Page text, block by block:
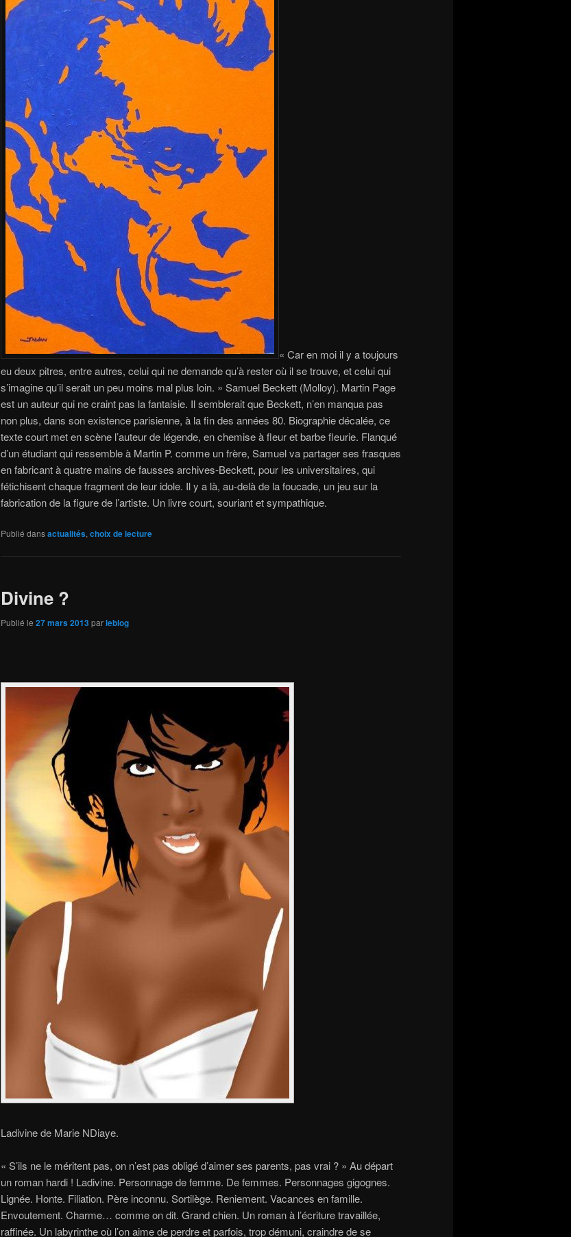
« Car en moi il y a toujours
eu deux pitres, entre autres, celui qui ne demande qu’à rester où il se trouve, et celui qui
s’imagine qu’il serait un peu moins mal plus loin. » Samuel Beckett (Molloy). Martin Page
est un auteur qui ne craint pas la fantaisie. Il semblerait que Beckett, n’en manqua pas
non plus, dans son existence parisienne, à la fin des années 80. Biographie décalée, ce
texte court met en scène l’auteur de légende, en chemise à fleur et barbe fleurie. Flanqué
d’un étudiant qui ressemble à Martin P. comme un frère, Samuel va partager ses frasques
en fabricant à quatre mains de fausses archives-Beckett, pour les universitaires, qui
fétichisent chaque fragment de leur idole. Il y a là, au-delà de la foucade, un jeu sur la
fabrication de la figure de l’artiste. Un livre court, souriant et sympathique.
Publié dansactualités, choix de lecture
Divine ?
Publié le 27 mars 2013parleblog
Ladivine de Marie NDiaye.
« S’ils ne le méritent pas, on n’est pas obligé d’aimer ses parents, pas vrai ? » Au départ
un roman hardi ! Ladivine. Personnage de femme. De femmes. Personnages gigognes.
Lignée. Honte. Filiation. Père inconnu. Sortilège. Reniement. Vacances en famille.
Envoutement. Charme… comme on dit. Grand chien. Un roman à l’écriture travaillée,
raffinée. Un labyrinthe où l’on aime de perdre et parfois, trop démuni, craindre de se